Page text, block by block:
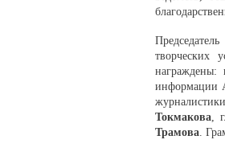
творческих
награждены:
информации
журналистики
Токмакова ,
Трамова .